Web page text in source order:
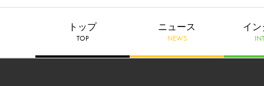
トップ
TOP
ニュース
NEWS
イン